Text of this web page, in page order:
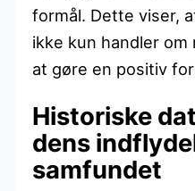
formål. Dette viser,
ikke kun handler om
at gøre en positiv
Historiske
dens
samfundet